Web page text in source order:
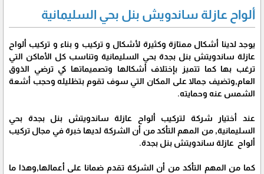
ألواح عازلة ساندويش بنل بحي السليمانية
يوجد لدينا أشكال ممتازة وكثيرة لأشكال و تركيب و بناء و تركيب ألواح
عازلة ساندويتش بنل بجدة بحي السليمانية وتناسب كل الأماكن التي
ترغب بها كما تتميز بإختلاف أشكالها وتصميماتها كي ترضي الذوق
العام,وتضيف جمالا على المكان التي سوف تقوم بتظليله وحجب أشعة
الشمس عنه وحمايته.
عند أختيار شركة لتركيب ألواح عازلة ساندويتش بنل بجدة بحي
السليمانية, من المهم التأكد من أن الشركة لديها خبرة في مجال تركيب
ألواح عازلة ساندويتش بنل بجدة.
كما من المهم التأكد من أن الشركة تقدم ضمانا على أعمالها,وهذا ما